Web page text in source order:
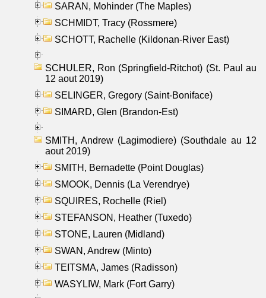
SARAN, Mohinder (The Maples)
SCHMIDT, Tracy (Rossmere)
SCHOTT, Rachelle (Kildonan-River East)
SCHULER, Ron (Springfield-Ritchot) (St. Paul au
12 aout 2019)
SELINGER, Gregory (Saint-Boniface)
SIMARD, Glen (Brandon-Est)
SMITH, Andrew (Lagimodiere) (Southdale au 12
aout 2019)
SMITH, Bernadette (Point Douglas)
SMOOK, Dennis (La Verendrye)
SQUIRES, Rochelle (Riel)
STEFANSON, Heather (Tuxedo)
STONE, Lauren (Midland)
SWAN, Andrew (Minto)
TEITSMA, James (Radisson)
WASYLIW, Mark (Fort Garry)